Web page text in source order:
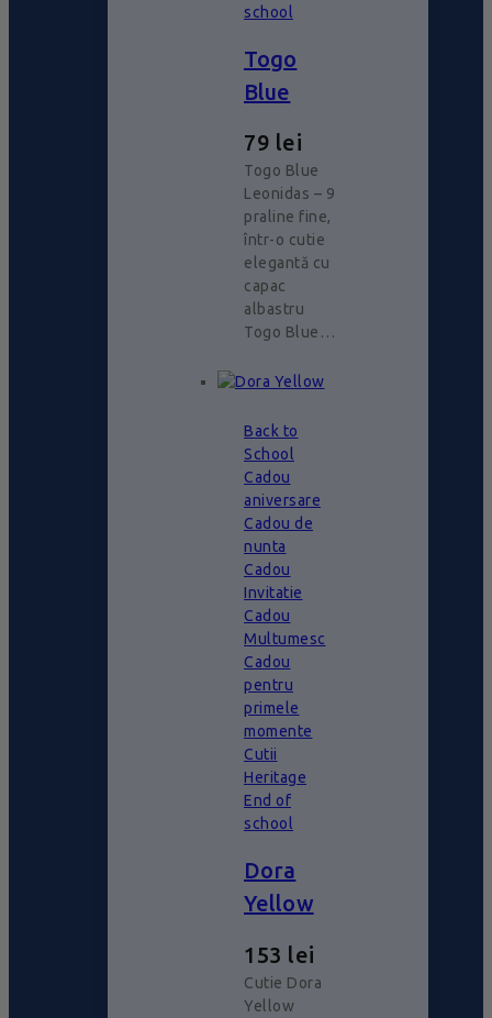
school
Togo
Blue
79 lei
Togo Blue
Leonidas – 9
praline fine,
într-o cutie
elegantă cu
capac
albastru
Togo Blue…
Back to
School
Cadou
aniversare
Cadou de
nunta
Cadou
Invitatie
Cadou
Multumesc
Cadou
pentru
primele
momente
Cutii
Heritage
End of
school
Dora
Yellow
153 lei
Cutie Dora
Yellow